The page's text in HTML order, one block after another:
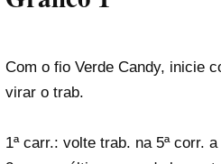
Com o fio Verde Candy, inicie
virar o trab.
1ª carr.: volte trab. na 5ª corr.